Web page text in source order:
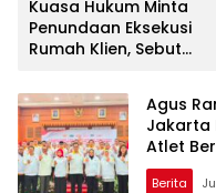
Kuasa Hukum Minta
Penundaan Eksekusi
Rumah Klien, Sebut
Perkara Hukum yang
Berjalan
Agus
Jakarta
Atlet
Berita